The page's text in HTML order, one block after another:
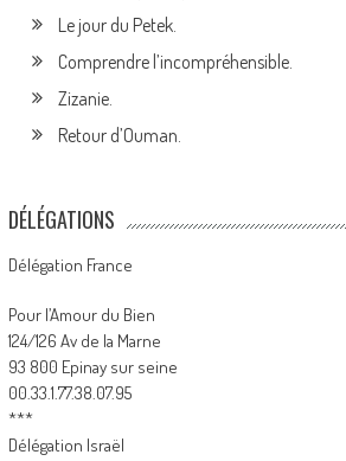
Le jour du Petek.
Comprendre l’incompréhensible.
Zizanie.
Retour d’Ouman.
DÉLÉGATIONS
Délégation France
Pour l’Amour du Bien
124/126 Av de la Marne
93 800 Epinay sur seine
00.33.1.77.38.07.95
***
Délégation Israël